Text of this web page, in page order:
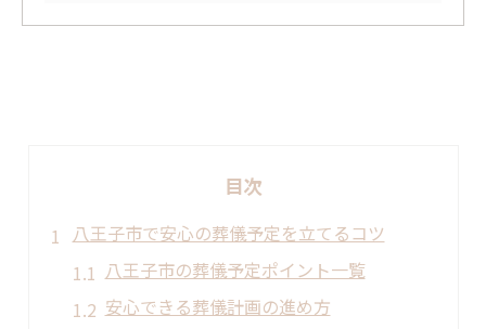
目次
八王子市で安心の葬儀予定を立てるコツ
八王子市の葬儀予定ポイント一覧
安心できる葬儀計画の進め方